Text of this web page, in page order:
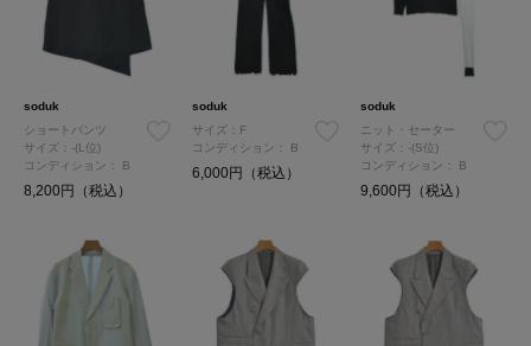
soduk
ショートパンツ
サイズ：-(L位)
コンディション： B
8,200円（税込）
soduk
サイズ：F
コンディション：
B
6,000円（税込）
soduk
ニット・セーター
サイズ：-(S位)
コンディション：
B
9,600円（税込）